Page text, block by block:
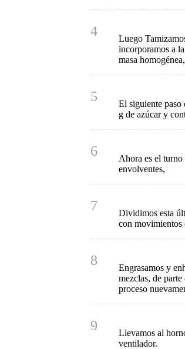
4
Luego
incorporamos a
masa
5
El siguiente paso
g de azúcar y
6
Ahora es el turno
envolventes,
7
Dividimos esta
con movimientos
8
Engrasamos y
mezclas, de
proceso
9
Llevamos al
ventilador.